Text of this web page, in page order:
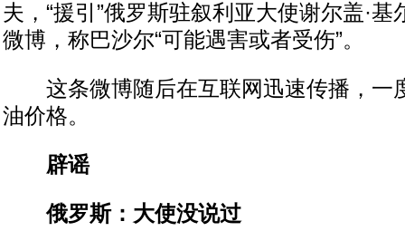
夫，“援引”俄罗斯驻叙利亚大使谢尔盖·
微博，称巴沙尔“可能遇害或者受伤”。
这条微博随后在互联网迅速传播，一
油价格。
辟谣
俄罗斯：大使没说过